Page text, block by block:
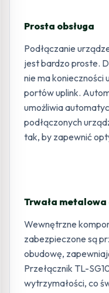
Prosta obsługa
Podłączanie
jest bardzo proste.
nie ma konieczności
portów uplink.
umożliwia
podłączonych
tak, by zapewnić
Trwała metalowa
Wewnętrzne
zabezpieczone są
obudowę,
Przełącznik TL-
wytrzymałości, co